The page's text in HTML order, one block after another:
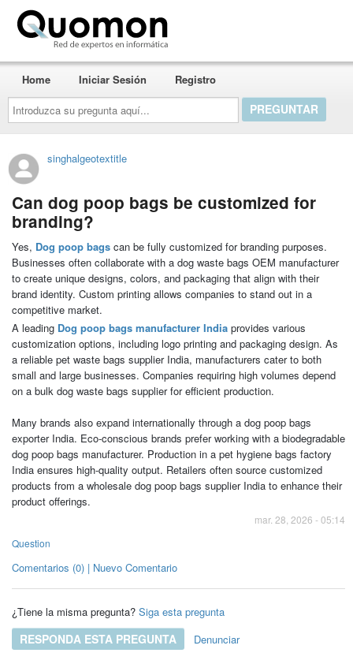
Introduzca
su
pregunta
aquí...
Home Iniciar Sesión Registro
singhalgeotextitle
Can dog poop bags be customized for
branding?
Yes, Dog poop bags can be fully customized for branding purposes.
Businesses often collaborate with a dog waste bags OEM manufacturer
to create unique designs, colors, and packaging that align with their
brand identity. Custom printing allows companies to stand out in a
competitive market.
A leading Dog poop bags manufacturer Indiaprovides various
customization options, including logo printing and packaging design. As
a reliable pet waste bags supplier India, manufacturers cater to both
small and large businesses. Companies requiring high volumes depend
on a bulk dog waste bags supplier for efficient production.
Many brands also expand internationally through a dog poop bags
exporter India. Eco-conscious brands prefer working with a biodegradable
dog poop bags manufacturer. Production in a pet hygiene bags factory
India ensures high-quality output. Retailers often source customized
products from a wholesale dog poop bags supplier India to enhance their
product offerings.
mar. 28, 2026 - 05:14
Question
Comentarios (0) | Nuevo Comentario
¿Tiene la misma pregunta? Siga esta pregunta
RESPONDA ESTA PREGUNTA Denunciar